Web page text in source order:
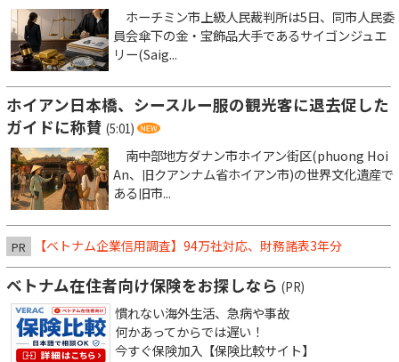
ホーチミン市上級人民裁判所は5日、同市人民委
員会傘下の金・宝飾品大手であるサイゴンジュエ
リー(Saig...
ホイアン日本橋、シースルー服の観光客に退去促した
ガイドに称賛 (5:01)
南中部地方ダナン市ホイアン街区(phuong Hoi
An、旧クアンナム省ホイアン市)の世界文化遺産で
ある旧市...
PR 【ベトナム企業信用調査】94万社対応、財務諸表3年分
ベトナム在住者向け保険をお探しなら (PR)
慣れない海外生活、急病や事故
何かあってからでは遅い！
今すぐ保険加入【保険比較サイト】